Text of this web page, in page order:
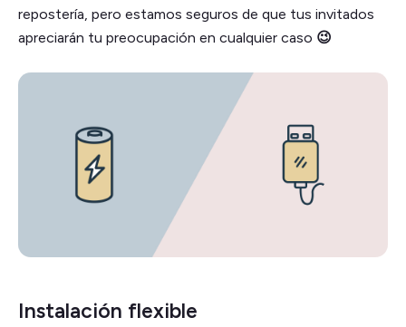
repostería, pero estamos seguros de que tus invitados
apreciarán tu preocupación en cualquier caso 😉
Instalación flexible